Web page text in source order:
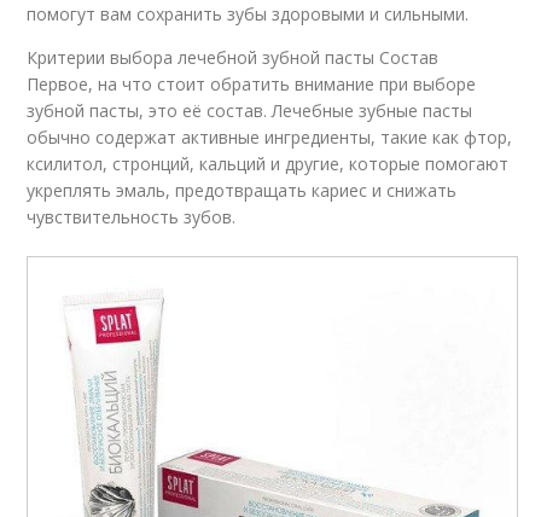
помогут вам сохранить зубы здоровыми и сильными.
Критерии выбора лечебной зубной пасты Состав
Первое, на что стоит обратить внимание при выборе
зубной пасты, это её состав. Лечебные зубные пасты
обычно содержат активные ингредиенты, такие как фтор,
ксилитол, стронций, кальций и другие, которые помогают
укреплять эмаль, предотвращать кариес и снижать
чувствительность зубов.